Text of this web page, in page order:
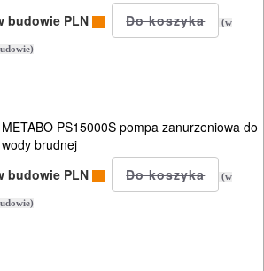
budowie PLN
(w
METABO PS15000S pompa zanurzeniowa do
wody brudnej
budowie PLN
(w